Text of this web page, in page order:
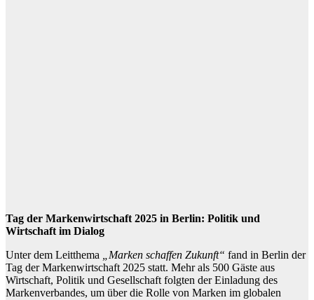
Tag der Markenwirtschaft 2025 in Berlin: Politik und
Wirtschaft im Dialog
Unter dem Leitthema „Marken schaffen Zukunft“ fand in Berlin der
Tag der Markenwirtschaft 2025 statt. Mehr als 500 Gäste aus
Wirtschaft, Politik und Gesellschaft folgten der Einladung des
Markenverbandes, um über die Rolle von Marken im globalen